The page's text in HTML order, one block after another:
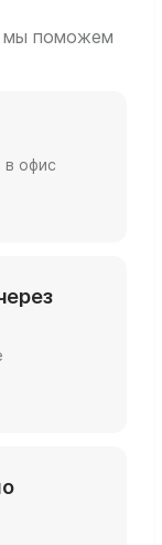
мы поможем
в офис